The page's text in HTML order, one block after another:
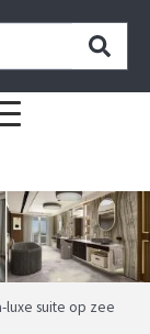
luxe suite op zee